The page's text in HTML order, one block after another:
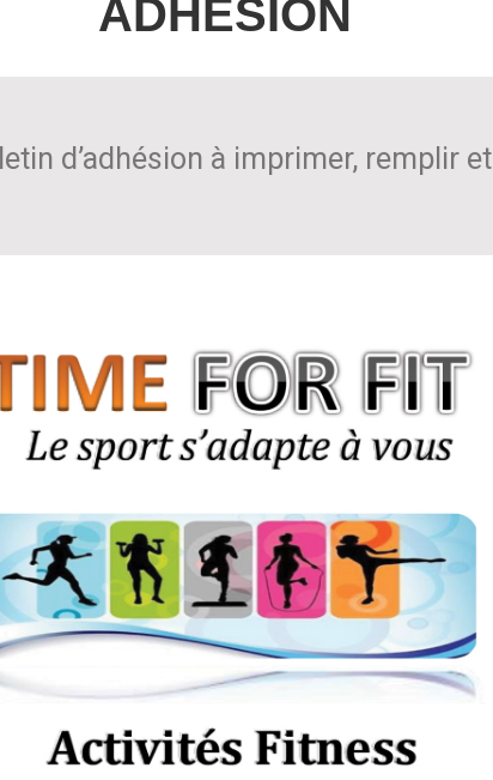
ADHESION
d’adhésion à imprimer, remplir